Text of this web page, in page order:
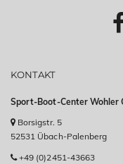
KONTAKT
Sport-Boot-Center Wohler
Borsigstr. 5
52531 Übach-Palenberg
+49 (0)2451-43663